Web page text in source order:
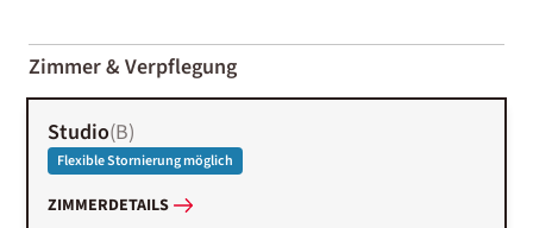
01-02
Zimmer & Verpflegung
Studio(B)
Flexible Stornierung möglich
ZIMMERDETAILS